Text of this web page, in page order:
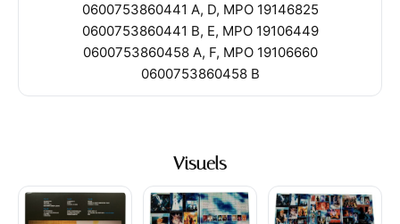
0600753860441 A, D, MPO 19146825
0600753860441 B, E, MPO 19106449
0600753860458 A, F, MPO 19106660
0600753860458 B
Visuels